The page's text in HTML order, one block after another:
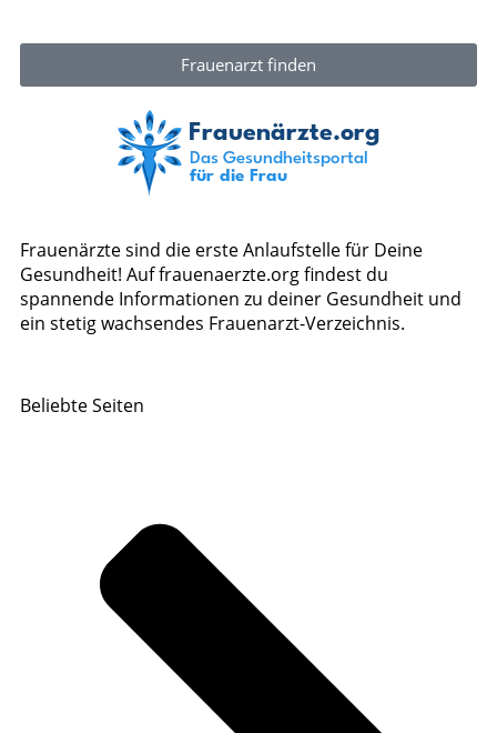
Frauenarzt finden
Frauenärzte sind die erste Anlaufstelle für Deine
Gesundheit! Auf frauenaerzte.org findest du
spannende Informationen zu deiner Gesundheit und
ein stetig wachsendes Frauenarzt-Verzeichnis.
Beliebte Seiten